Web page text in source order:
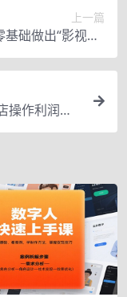
上一篇
础做出“影视级”
不住为你点赞！
操作利润倍